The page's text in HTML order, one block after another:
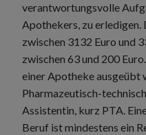
verantwortungsvolle
Apothekers, zu
zwischen 3132 Euro und
zwischen 63 und 200
einer Apotheke ausgeübt
Pharmazeutisch-
Assistentin, kurz PTA.
Beruf ist mindestens ein